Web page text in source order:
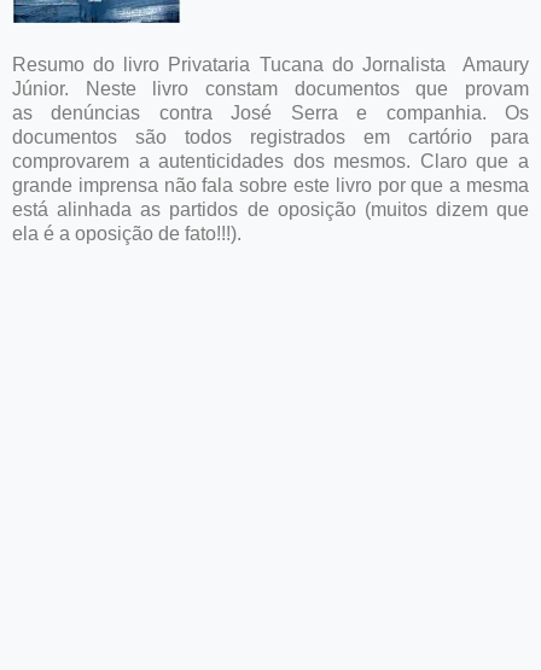
Resumo do livro Privataria Tucana do Jornalista Amaury
Júnior. Neste livro constam documentos que provam
as denúncias contra José Serra e companhia. Os
documentos são todos registrados em cartório para
comprovarem a autenticidades dos mesmos. Claro que a
grande imprensa não fala sobre este livro por que a mesma
está alinhada as partidos de oposição (muitos dizem que
ela é a oposição de fato!!!).